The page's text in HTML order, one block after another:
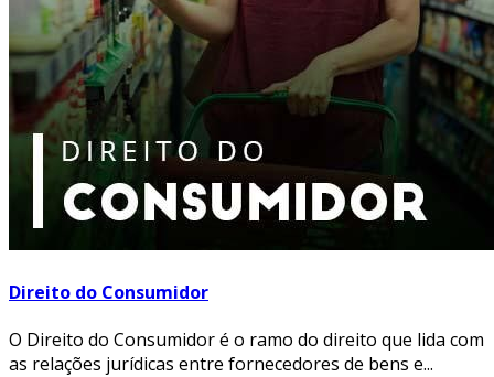
Direito do Consumidor
O Direito do Consumidor é o ramo do direito que lida com
as relações jurídicas entre fornecedores de bens e...